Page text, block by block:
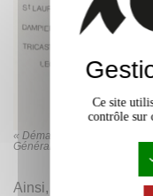
« Démarrage comparé des
Générale Nucléaire (RGN),
Ainsi, l’
de
Ce site
contrôle sur